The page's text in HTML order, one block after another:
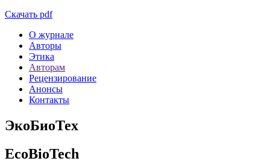
Скачать pdf
О журнале
Авторы
Этика
Авторам
Рецензирование
Анонсы
Контакты
ЭкоБиоТех
EcoBioTech